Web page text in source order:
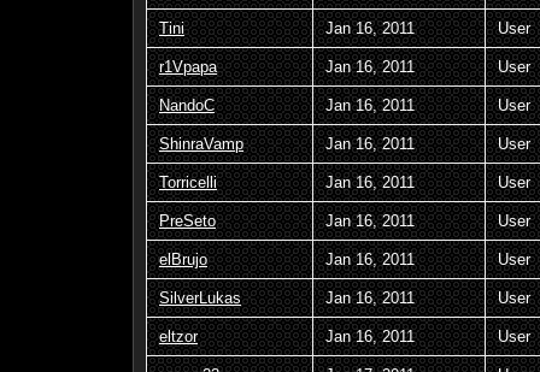
Tini Jan 16, 2011 User
r1Vpapa Jan 16, 2011 User
NandoC Jan 16, 2011 User
ShinraVamp Jan 16, 2011 User
Torricelli Jan 16, 2011 User
PreSeto Jan 16, 2011 User
elBrujo Jan 16, 2011 User
SilverLukas Jan 16, 2011 User
eltzor Jan 16, 2011 User